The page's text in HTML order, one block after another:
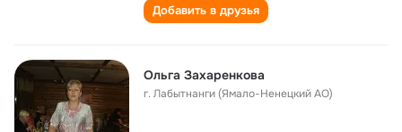
Добавить в друзья
Ольга Захаренкова
г. Лабытнанги (Ямало-Ненецкий АО)